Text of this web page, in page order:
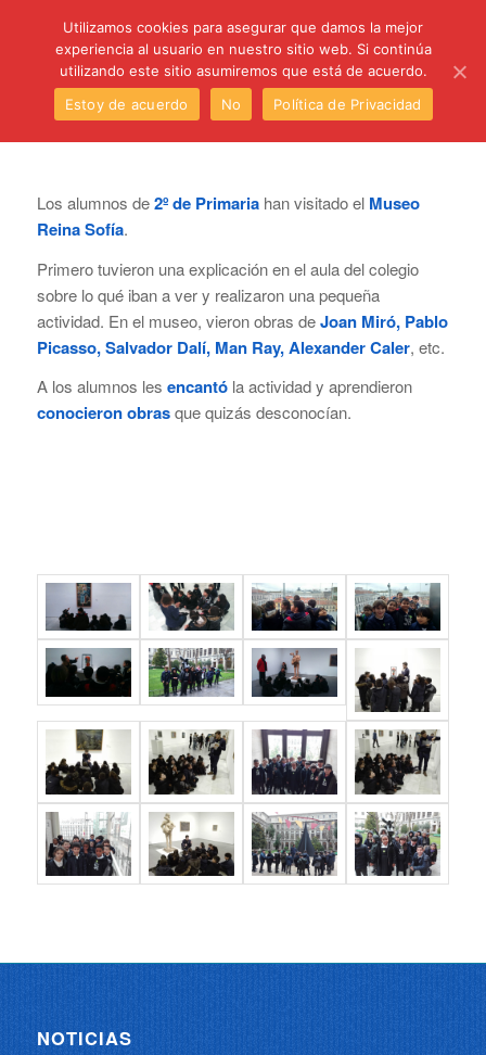
Los alumnos de2º de Primariahan visitado el Museo
Reina Sofía.
Primero tuvieron una explicación en el aula del colegio
sobre lo qué iban a ver y realizaron una pequeña
actividad. En el museo, vieron obras deJoan Miró, Pablo
Picasso, Salvador Dalí, Man Ray, Alexander Caler, etc.
A los alumnos les encantóla actividad y aprendieron
conocieron obrasque quizás desconocían.
NOTICIAS
Utilizamos cookies para asegurar que damos la mejor
experiencia al usuario en nuestro sitio web. Si continúa
utilizando este sitio asumiremos que está de acuerdo.
Estoy de acuerdo
No Política de Privacidad